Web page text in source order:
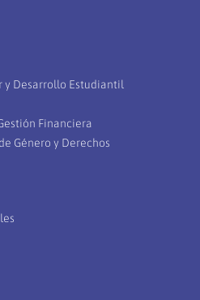
y Desarrollo Estudiantil
Financiera
Género y Derechos